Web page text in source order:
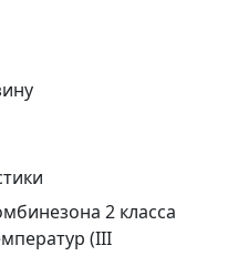
2 класса
(III